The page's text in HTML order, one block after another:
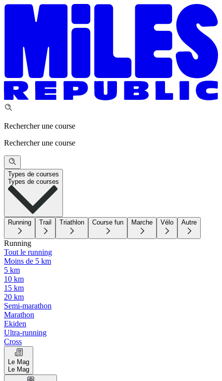
Rechercher une course
Rechercher une course
Types de courses
Types de courses
Running Trail Triathlon Course fun Marche Vélo Autre
Running
Tout le running
Moins de 5 km
5 km
10 km
15 km
20 km
Semi-marathon
Marathon
Ekiden
Ultra-running
Cross
Le Mag
Le Mag